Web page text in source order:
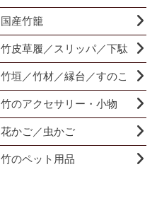
国産竹籠
竹皮草履／スリッパ／下駄
竹垣／竹材／縁台／すのこ
竹のアクセサリー・小物
花かご／虫かご
竹のペット用品